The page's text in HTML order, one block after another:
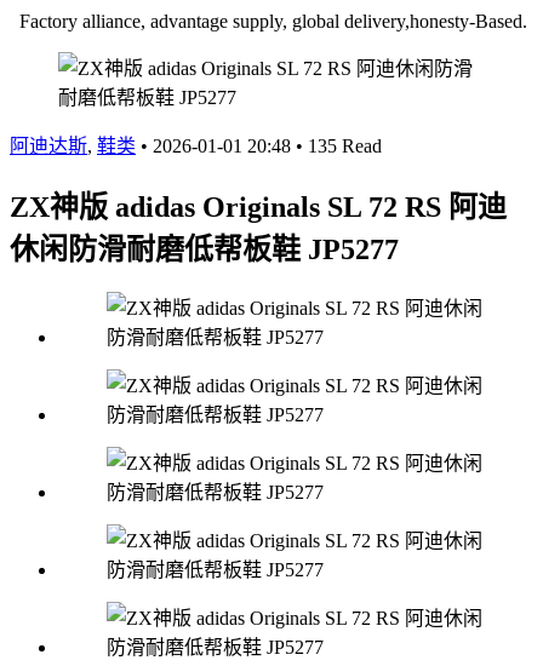
Factory alliance, advantage supply, global delivery,honesty-Based.
阿迪达斯, 鞋类 • 2026-01-01 20:48 • 135 Read
ZX神版 adidas Originals SL 72 RS 阿迪
休闲防滑耐磨低帮板鞋 JP5277